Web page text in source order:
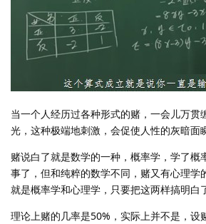
当一个人经历过各种形式的赌，一会儿万贯
光，这种极端地刺激，会促使人性的灰暗面
赌说白了就是数学的一种，概率学，学了概
事了，但和纯粹的数学不同，赌又有心理学
就是概率学和心理学，只要把这两样搞明白
理论上赌的几率是50%，实际上并不是，设